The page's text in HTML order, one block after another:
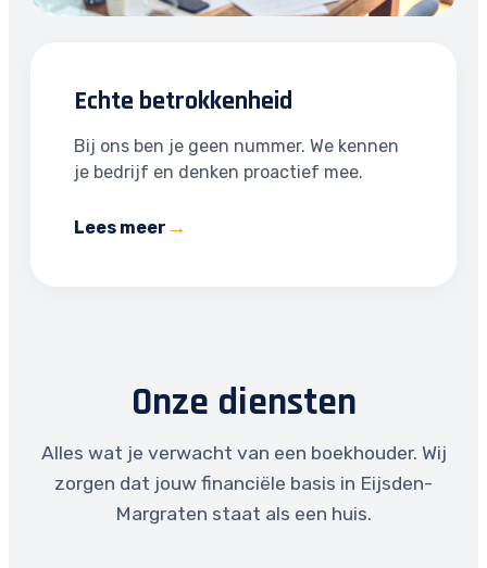
Echte betrokkenheid
Bij ons ben je geen nummer. We kennen
je bedrijf en denken proactief mee.
Lees meer
Onze diensten
Alles wat je verwacht van een boekhouder. Wij
zorgen dat jouw financiële basis in Eijsden-
Margraten staat als een huis.